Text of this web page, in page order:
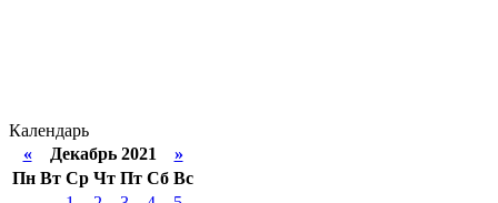
Календарь
«Декабрь 2021 »
Пн Вт Ср Чт Пт Сб Вс